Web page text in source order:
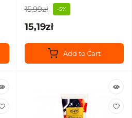
15,99zł -5%
15,19zł
Add to Cart